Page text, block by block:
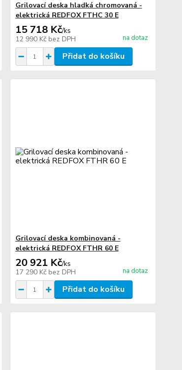
Grilovací deska hladká chromovaná -
elektrická REDFOX FTHC 30 E
15 718 Kč/ks
12 990 Kč bez DPH na dotaz
Přidat do košíku
Grilovací deska kombinovaná -
elektrická REDFOX FTHR 60 E
20 921 Kč/ks
17 290 Kč bez DPH na dotaz
Přidat do košíku